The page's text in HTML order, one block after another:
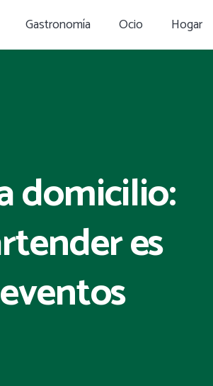
Gastronomía Ocio Hogar
domicilio:
es